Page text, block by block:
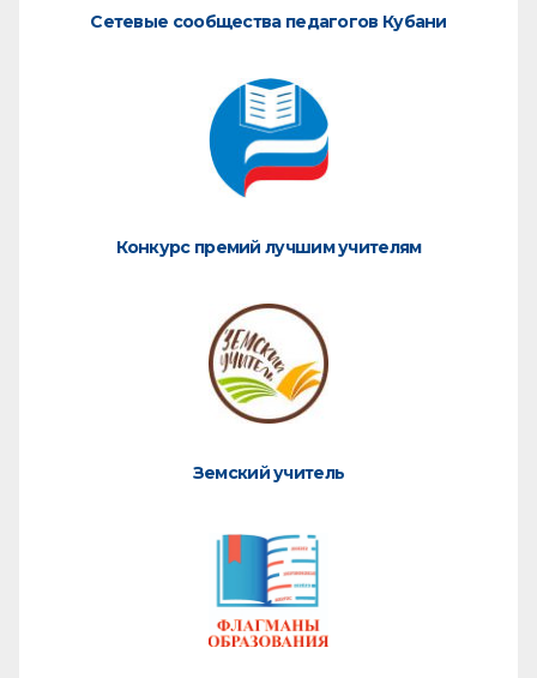
Сетевые сообщества педагогов Кубани
Конкурс премий лучшим учителям
Земский учитель